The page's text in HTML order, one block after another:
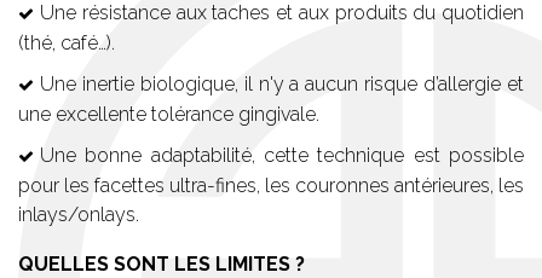
Une résistance aux taches et aux produits du quotidien
(thé, café…).
Une inertie biologique, il n'y a aucun risque d’allergie et
une excellente tolérance gingivale.
Une bonne adaptabilité, cette technique est possible
pour les facettes ultra-fines, les couronnes antérieures, les
inlays/onlays.
QUELLES SONT LES LIMITES ?